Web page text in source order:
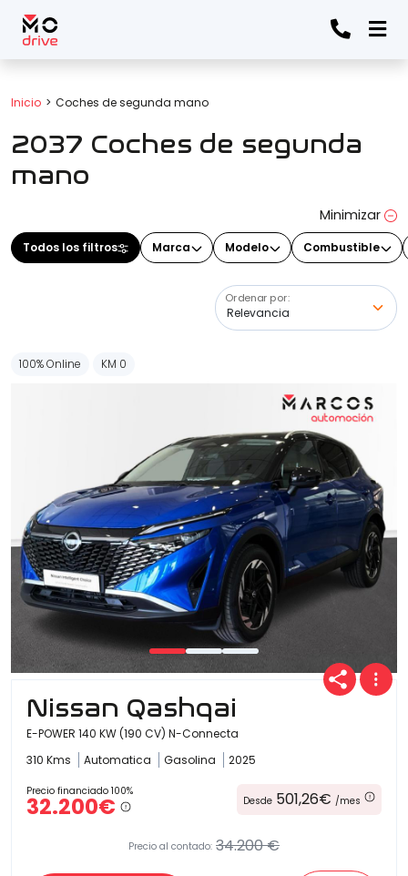
Inicio Coches de segunda mano
2037 Coches de segunda
mano
Minimizar
Todos los filtros Marca Modelo Combustible
Ordenar por:
Todos los filtros
Marca
Modelo
(Elige uno o varios modelos)
Cuota
Año
Kilómetros
Combustible
(Elige una o varias opciones)
100% Online KM 0
Nissan Qashqai
E-POWER 140 KW (190 CV) N-Connecta
310 Kms
Automatica Gasolina 2025
Precio financiado 100%
32.200€ Desde 501,26€ /mes
Precio al contado: 34.200 €